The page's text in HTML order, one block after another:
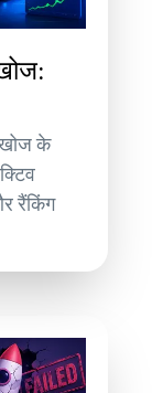
खोज के
रैंकिंग